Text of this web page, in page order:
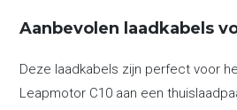
Aanbevolen laadkabels
Deze laadkabels zijn perfect voor
Leapmotor C10 aan een